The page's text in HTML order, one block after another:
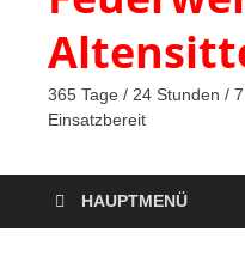
365 Tage / 24 Stunden /
Einsatzbereit
HAUPTMENÜ